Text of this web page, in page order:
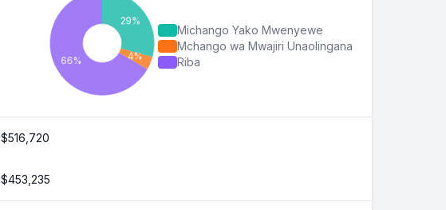
Michango Yako Mwenyewe
Mchango wa Mwajiri Unaolingana
Riba
$516,720
$453,235